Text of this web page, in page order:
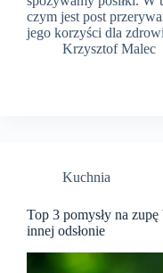
czym jest post
jego korzyści dla
Krzysztof Malec
Kuchnia
Top 3 pomysły na
innej odsłonie